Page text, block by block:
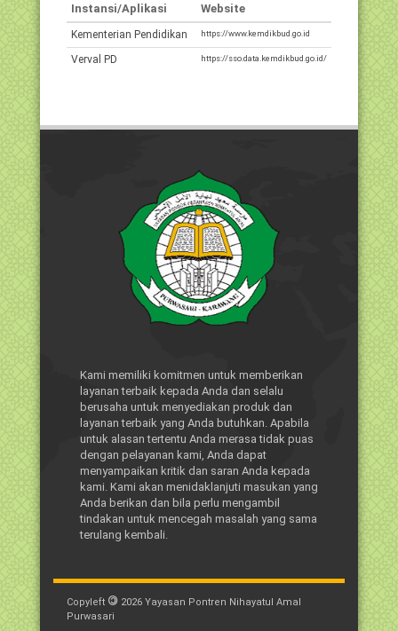
Instansi/Aplikasi
Website
Kementerian Pendidikan https://www.kemdikbud.go.id
Verval PD https://sso.data.kemdikbud.go.id/
Kami memiliki komitmen untuk memberikan
layanan terbaik kepada Anda dan selalu
berusaha untuk menyediakan produk dan
layanan terbaik yang Anda butuhkan. Apabila
untuk alasan tertentu Anda merasa tidak puas
dengan pelayanan kami, Anda dapat
menyampaikan kritik dan saran Anda kepada
kami. Kami akan menidaklanjuti masukan yang
Anda berikan dan bila perlu mengambil
tindakan untuk mencegah masalah yang sama
terulang kembali.
Copyleft © 2026 Yayasan Pontren Nihayatul Amal
Purwasari